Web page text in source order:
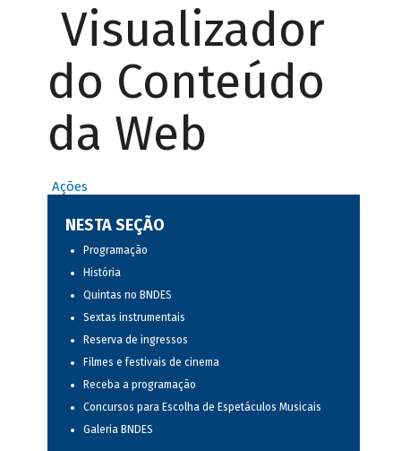
Visualizador
do Conteúdo
da Web
Ações
NESTA SEÇÃO
Programação
História
Quintas no BNDES
Sextas instrumentais
Reserva de ingressos
Filmes e festivais de cinema
Receba a programação
Concursos para Escolha de Espetáculos Musicais
Galeria BNDES